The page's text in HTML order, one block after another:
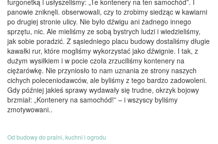
panowie zniknęli. obserwowali, czy to zrobimy siedząc w kawiarni
po drugiej stronie ulicy. Nie było dźwigu ani żadnego innego
sprzętu, nic. Ale mieliśmy ze sobą bystrych ludzi i wiedzieliśmy,
jak sobie poradzić. Z sąsiedniego placu budowy dostaliśmy długie
kawałki rur, które mogliśmy wykorzystać jako dźwignie. I tak, z
dużym wysiłkiem i w pocie czoła zrzuciliśmy kontenery na
ciężarówkę. Nie przyniosło to nam uznania ze strony naszych
cichych poleceniodawców, ale byliśmy z tego bardzo zadowoleni.
Gdy później jakieś sprawy wydawały się trudne, okrzyk bojowy
brzmiał: „Kontenery na samochód!” – i wszyscy byliśmy
zmotywowani..
Od budowy do pralni, kuchni i ogrodu